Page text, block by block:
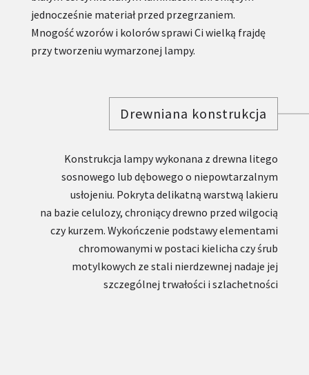
jednocześnie materiał przed przegrzaniem.
Mnogość wzorów i kolorów sprawi Ci wielką frajdę
przy tworzeniu wymarzonej lampy.
Drewniana konstrukcja
Konstrukcja lampy wykonana z drewna litego
sosnowego lub dębowego o niepowtarzalnym
usłojeniu. Pokryta delikatną warstwą lakieru
na bazie celulozy, chroniący drewno przed wilgocią
czy kurzem. Wykończenie podstawy elementami
chromowanymi w postaci kielicha czy śrub
motylkowych ze stali nierdzewnej nadaje jej
szczególnej trwałości i szlachetności